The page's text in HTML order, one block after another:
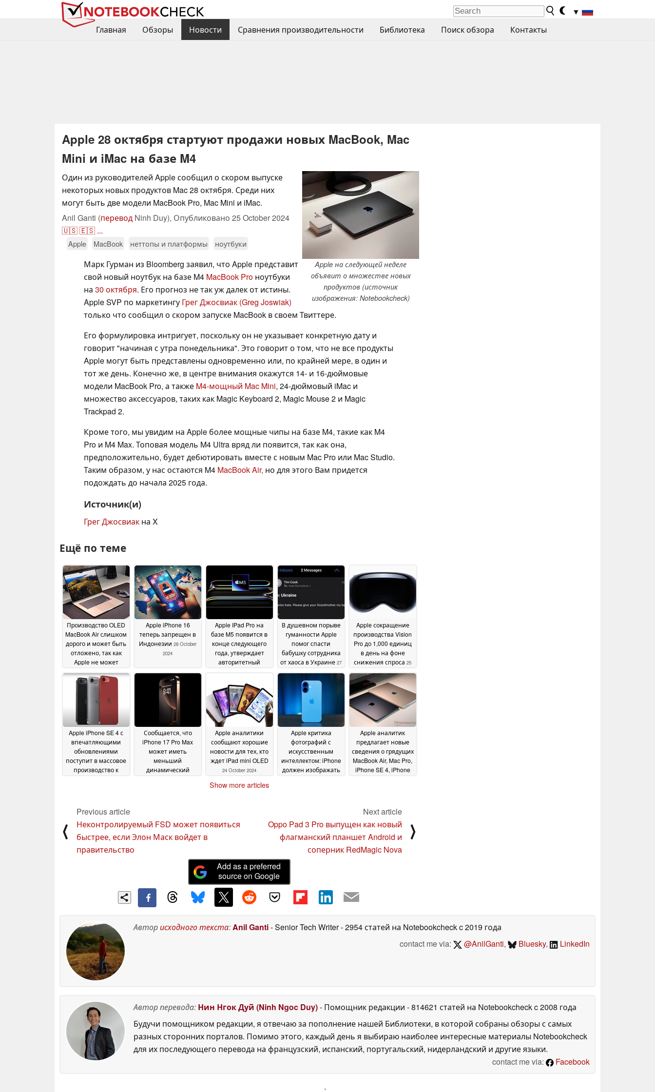
▼
Главная
Обзоры Новости Сравнения производительности Библиотека Поиск обзора Контакты
Apple 28 октября стартуют продажи новых MacBook, Mac
Mini и iMac на базе M4
Apple на следующей неделе
объявит о множестве новых
продуктов (источник
изображения: Notebookcheck)
Один из руководителей Apple сообщил о скором выпуске
некоторых новых продуктов Mac 28 октября. Среди них
могут быть две модели MacBook Pro, Mac Mini и iMac.
Anil Ganti (перевод Ninh Duy), Опубликовано 25 October 2024
🇺🇸🇪🇸 ...
Apple MacBook неттопы и платформы ноутбуки
Марк Гурман из Bloomberg заявил, что Apple представит
свой новый ноутбук на базе M4 MacBook Pro ноутбуки
на 30 октября. Его прогноз не так уж далек от истины.
Apple SVP по маркетингу Грег Джосвиак (Greg Joswiak)
только что сообщил о скором запуске MacBook в своем Твиттере.
Его формулировка интригует, поскольку он не указывает конкретную дату и
говорит "начиная с утра понедельника". Это говорит о том, что не все продукты
Apple могут быть представлены одновременно или, по крайней мере, в один и
тот же день. Конечно же, в центре внимания окажутся 14- и 16-дюймовые
модели MacBook Pro, а также M4-мощный Mac Mini, 24-дюймовый iMac и
множество аксессуаров, таких как Magic Keyboard 2, Magic Mouse 2 и Magic
Trackpad 2.
Кроме того, мы увидим на Apple более мощные чипы на базе M4, такие как M4
Pro и M4 Max. Топовая модель M4 Ultra вряд ли появится, так как она,
предположительно, будет дебютировать вместе с новым Mac Pro или Mac Studio.
Таким образом, у нас остаются M4 MacBook Air, но для этого Вам придется
подождать до начала 2025 года.
Источник(и)
Грег Джосвиак на X
Ещё по теме
Производство OLED
MacBook Air слишком
дорого и может быть
отложено, так как
Apple не может
как поставщика
12 November
2024
Apple iPhone 16
теперь запрещен в
Индонезии 28 October
2024
Apple IPad Pro на
базе M5 появится в
конце следующего
года, утверждает
авторитетный
В душевном порыве
гуманности Apple
помог спасти
бабушку сотрудника
от хаоса в Украине 27
October 2024
Apple сокращение
производства Vision
Pro до 1,000 единиц
в день на фоне
снижения спроса 25
October 2024
Apple iPhone SE 4 с
впечатляющими
обновлениями
поступит в массовое
производство к
Сообщается, что
iPhone 17 Pro Max
может иметь
меньший
динамический
Apple аналитики
сообщают хорошие
новости для тех, кто
ждет iPad mini OLED
24 October 2024
Apple критика
фотографий с
искусственным
интеллектом: iPhone
должен изображать
Apple аналитик
предлагает новые
сведения о грядущих
MacBook Air, Mac Pro,
iPhone SE 4, iPhone
Show more articles
⟨
Previous article
Неконтролируемый FSD может появиться
быстрее, если Элон Маск войдет в
правительство
Next article
Oppo Pad 3 Pro выпущен как новый
флагманский планшет Android и
соперник RedMagic Nova
⟩
Add as a preferred
source on Google
Авторисходного текста:Anil Ganti- Senior Tech Writer- 2954 статей на Notebookcheckc 2019 года
contact me via:
@AnilGanti, Bluesky, LinkedIn
Автор перевода: Нин Нгок Дуй (Ninh Ngoc Duy)- Помощник редакции - 814621 статей на Notebookcheckc 2008 года
Будучи помощником редакции, я отвечаю за пополнение нашей Библиотеки, в которой собраны обзоры с самых
разных сторонних порталов. Помимо этого, каждый день я выбираю наиболее интересные материалы Notebookcheck
для их последующего перевода на французский, испанский, португальский, нидерландский и другие языки.
contact me via:
Facebook